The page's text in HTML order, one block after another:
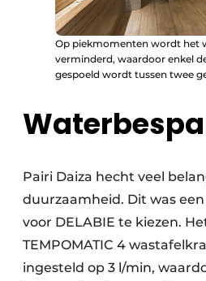
Op piekmomenten wordt het
verminderd, waardoor enkel
gespoeld wordt tussen twee
Pairi Daiza hecht veel
duurzaamheid. Dit was
voor DELABIE te kiezen.
TEMPOMATIC 4
ingesteld op 3 l/min,